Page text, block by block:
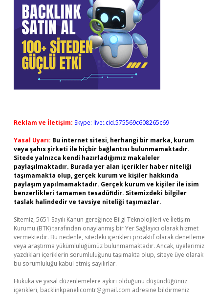
Reklam ve İletişim: Skype: live:.cid.575569c608265c69
Yasal Uyarı: Bu internet sitesi, herhangi bir marka, kurum
veya şahıs şirketi ile hiçbir bağlantısı bulunmamaktadır.
Sitede yalnızca kendi hazırladığımız makaleler
paylaşılmaktadır. Burada yer alan içerikler haber niteliği
taşımamakta olup, gerçek kurum ve kişiler hakkında
paylaşım yapılmamaktadır. Gerçek kurum ve kişiler ile isim
benzerlikleri tamamen tesadüfidir. Sitemizdeki bilgiler
taslak halindedir ve tavsiye niteliği taşımazlar.
Sitemiz, 5651 Sayılı Kanun gereğince Bilgi Teknolojileri ve İletişim
Kurumu (BTK) tarafından onaylanmış bir Yer Sağlayıcı olarak hizmet
vermektedir. Bu nedenle, sitedeki içerikleri proaktif olarak denetleme
veya araştırma yükümlülüğümüz bulunmamaktadır. Ancak, üyelerimiz
yazdıkları içeriklerin sorumluluğunu taşımakta olup, siteye üye olarak
bu sorumluluğu kabul etmiş sayılırlar.
Hukuka ve yasal düzenlemelere aykırı olduğunu düşündüğünüz
içerikleri, backlinkpanelicomtr@gmail.com adresine bildirmeniz